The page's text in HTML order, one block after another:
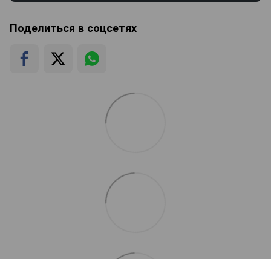
Поделиться в соцсетях